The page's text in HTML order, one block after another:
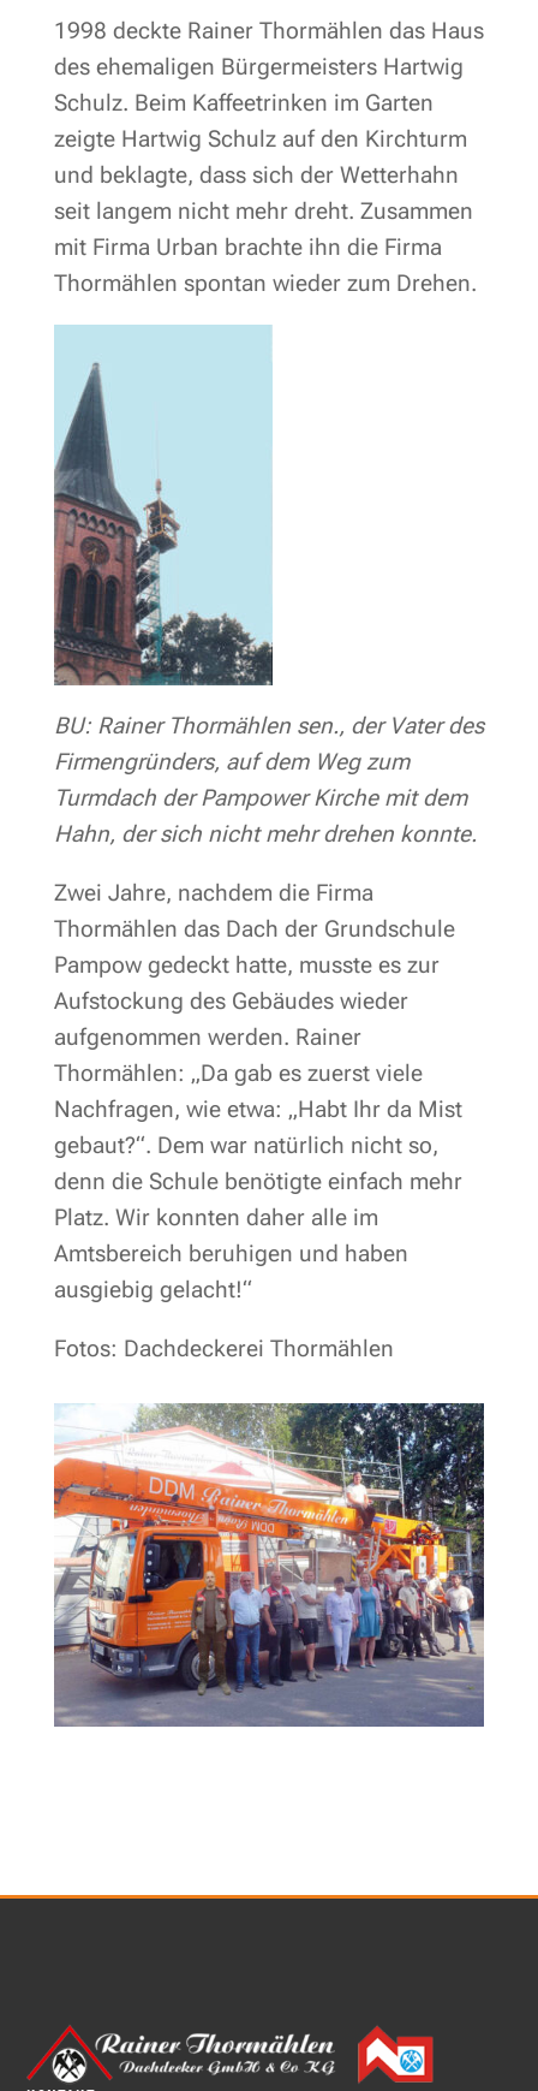
1998 deckte Rainer Thormählen das Haus
des ehemaligen Bürgermeisters Hartwig
Schulz. Beim Kaffeetrinken im Garten
zeigte Hartwig Schulz auf den Kirchturm
und beklagte, dass sich der Wetterhahn
seit langem nicht mehr dreht. Zusammen
mit Firma Urban brachte ihn die Firma
Thormählen spontan wieder zum Drehen.
BU: Rainer Thormählen sen., der Vater des
Firmengründers, auf dem Weg zum
Turmdach der Pampower Kirche mit dem
Hahn, der sich nicht mehr drehen konnte.
Zwei Jahre, nachdem die Firma
Thormählen das Dach der Grundschule
Pampow gedeckt hatte, musste es zur
Aufstockung des Gebäudes wieder
aufgenommen werden. Rainer
Thormählen: „Da gab es zuerst viele
Nachfragen, wie etwa: „Habt Ihr da Mist
gebaut?“. Dem war natürlich nicht so,
denn die Schule benötigte einfach mehr
Platz. Wir konnten daher alle im
Amtsbereich beruhigen und haben
ausgiebig gelacht!“
Fotos: Dachdeckerei Thormählen